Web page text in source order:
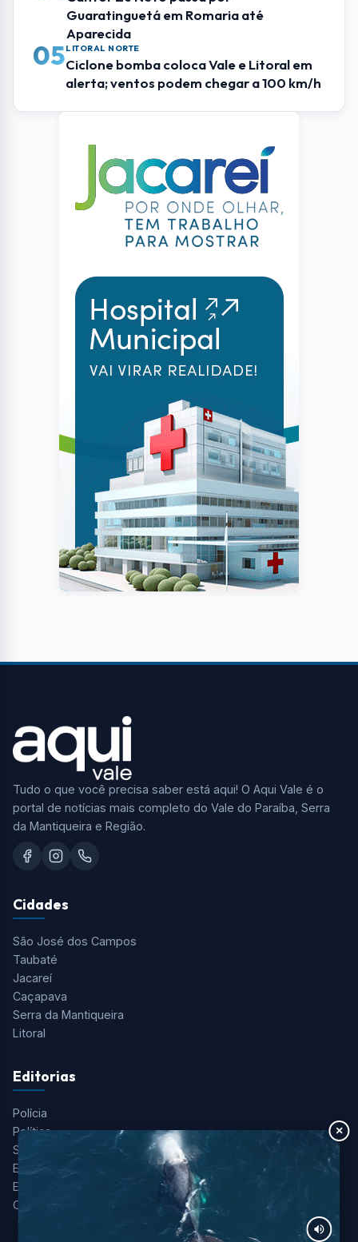
Guaratinguetá em Romaria até
Aparecida
05LITORAL NORTE
Ciclone bomba coloca Vale e Litoral em
alerta; ventos podem chegar a 100 km/h
Tudo o que você precisa saber está aqui! O Aqui Vale é o
portal de notícias mais completo do Vale do Paraíba, Serra
da Mantiqueira e Região.
Cidades
São José dos Campos
Taubaté
Jacareí
Caçapava
Serra da Mantiqueira
Litoral
Editorias
Polícia
Política
Saúde
Esportes
Entretenimento
Colunistas
×